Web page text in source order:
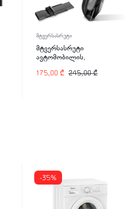
მტვერსასრუტი
მტვერსასრუტი
ავტომობილის,
CVH 2 7.2V245,00₾
175,00 ₾
-35%